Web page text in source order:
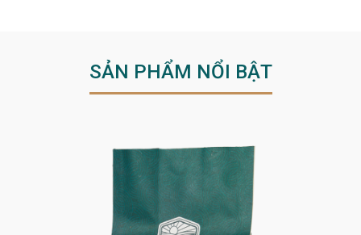
SẢN PHẨM NỔI BẬT